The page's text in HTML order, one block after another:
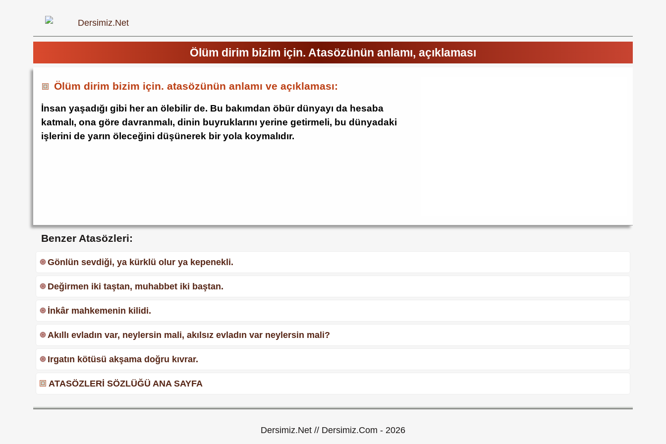
Ölüm dirim bizim için. Atasözünün anlamı, açıklaması
Ölüm dirim bizim için. atasözünün anlamı ve açıklaması:
İnsan yaşadığı gibi her an ölebilir de. Bu bakımdan öbür dünyayı da hesaba
katmalı, ona göre davranmalı, dinin buyruklarını yerine getirmeli, bu dünyadaki
işlerini de yarın öleceğini düşünerek bir yola koymalıdır.
Benzer Atasözleri:
Gönlün sevdiği, ya kürklü olur ya kepenekli.
Değirmen iki taştan, muhabbet iki baştan.
İnkâr mahkemenin kilidi.
Akıllı evladın var, neylersin mali, akılsız evladın var neylersin mali?
Irgatın kötüsü akşama doğru kıvrar.
ATASÖZLERİ SÖZLÜĞÜ ANA SAYFA
Dersimiz.Net // Dersimiz.Com - 2026